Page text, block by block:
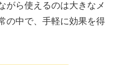
がら使えるのは大きなメ
の中で、手軽に効果を得